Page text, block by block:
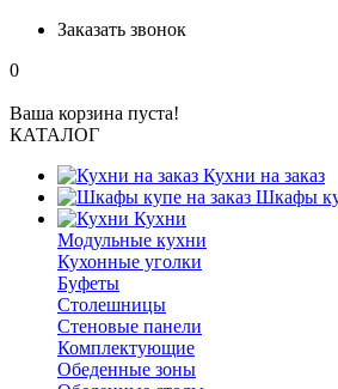
Заказать звонок
0
Ваша корзина пуста!
КАТАЛОГ
Кухни на заказ
Шкафы
Кухни
Модульные кухни
Кухонные уголки
Буфеты
Столешницы
Стеновые панели
Комплектующие
Обеденные зоны